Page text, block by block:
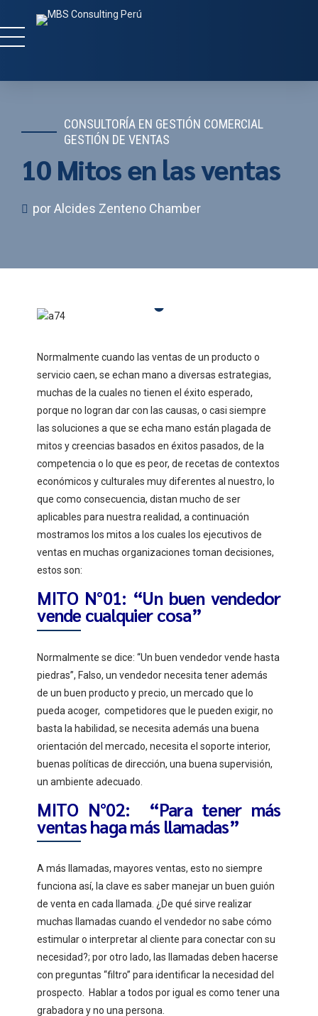
CONSULTORÍA EN GESTIÓN COMERCIAL
GESTIÓN DE VENTAS
10 Mitos en las ventas
por Alcides Zenteno Chamber
Normalmente cuando las ventas de un producto o
servicio caen, se echan mano a diversas estrategias,
muchas de la cuales no tienen el éxito esperado,
porque no logran dar con las causas, o casi siempre
las soluciones a que se echa mano están plagada de
mitos y creencias basados en éxitos pasados, de la
competencia o lo que es peor, de recetas de contextos
económicos y culturales muy diferentes al nuestro, lo
que como consecuencia, distan mucho de ser
aplicables para nuestra realidad, a continuación
mostramos los mitos a los cuales los ejecutivos de
ventas en muchas organizaciones toman decisiones,
estos son:
MITO N°01: “Un buen vendedor
vende cualquier cosa”
Normalmente se dice: “Un buen vendedor vende hasta
piedras”, Falso, un vendedor necesita tener además
de un buen producto y precio, un mercado que lo
pueda acoger, competidores que le pueden exigir, no
basta la habilidad, se necesita además una buena
orientación del mercado, necesita el soporte interior,
buenas políticas de dirección, una buena supervisión,
un ambiente adecuado.
MITO N°02: “Para tener más
ventas haga más llamadas”
A más llamadas, mayores ventas, esto no siempre
funciona así, la clave es saber manejar un buen guión
de venta en cada llamada. ¿De qué sirve realizar
muchas llamadas cuando el vendedor no sabe cómo
estimular o interpretar al cliente para conectar con su
necesidad?; por otro lado, las llamadas deben hacerse
con preguntas “filtro” para identificar la necesidad del
prospecto. Hablar a todos por igual es como tener una
grabadora y no una persona.